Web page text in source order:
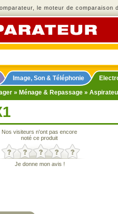
le moteur de comparaison
Image, Son & Téléphonie
» Ménage & Repassage »
Nos visiteurs n'ont pas encore
noté ce produit
Je donne mon avis !